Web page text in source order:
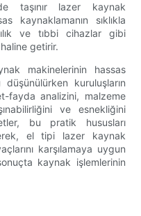
taşınır lazer kaynak
kaynaklamanın sıklıkla
ve tıbbi cihazlar gibi
getirir.
makinelerinin hassas
kuruluşların
fayda analizini, malzeme
ve esnekliğini
bu pratik hususları
el tipi lazer kaynak
karşılamaya uygun
kaynak işlemlerinin